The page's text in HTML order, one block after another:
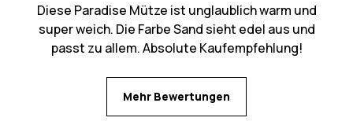
Diese Paradise Mütze ist unglaublich warm und
super weich. Die Farbe Sand sieht edel aus und
passt zu allem. Absolute Kaufempfehlung!
Mehr Bewertungen